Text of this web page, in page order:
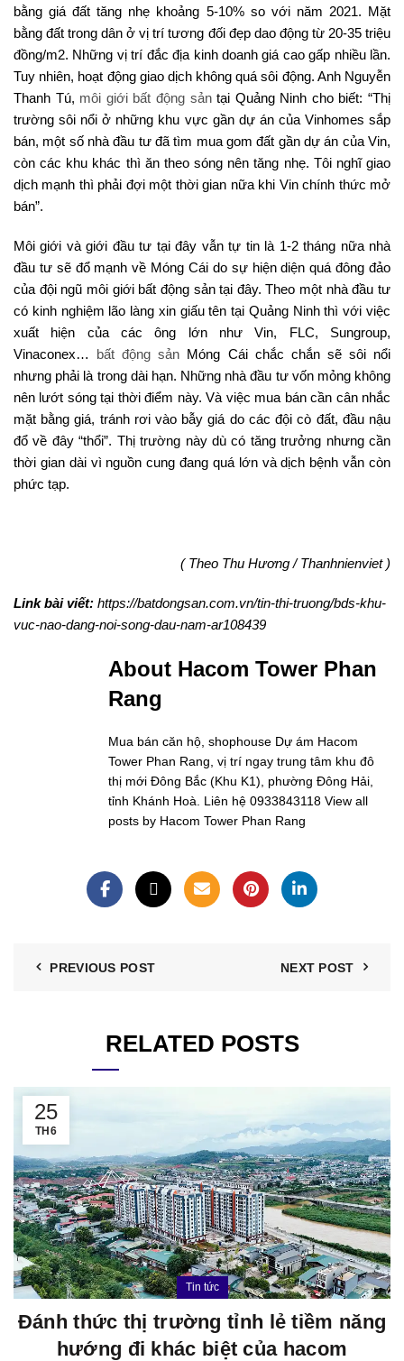
bằng giá đất tăng nhẹ khoảng 5-10% so với năm 2021. Mặt
bằng đất trong dân ở vị trí tương đối đẹp dao động từ 20-35 triệu
đồng/m2. Những vị trí đắc địa kinh doanh giá cao gấp nhiều lần.
Tuy nhiên, hoạt động giao dịch không quá sôi động. Anh Nguyễn
Thanh Tú, môi giới bất động sảntại Quảng Ninh cho biết: “Thị
trường sôi nổi ở những khu vực gần dự án của Vinhomes sắp
bán, một số nhà đầu tư đã tìm mua gom đất gần dự án của Vin,
còn các khu khác thì ăn theo sóng nên tăng nhẹ. Tôi nghĩ giao
dịch mạnh thì phải đợi một thời gian nữa khi Vin chính thức mở
bán”.
Môi giới và giới đầu tư tại đây vẫn tự tin là 1-2 tháng nữa nhà
đầu tư sẽ đổ mạnh về Móng Cái do sự hiện diện quá đông đảo
của đội ngũ môi giới bất động sản tại đây. Theo một nhà đầu tư
có kinh nghiệm lão làng xin giấu tên tại Quảng Ninh thì với việc
xuất hiện của các ông lớn như Vin, FLC, Sungroup,
Vinaconex… bất động sản Móng Cái chắc chắn sẽ sôi nổi
nhưng phải là trong dài hạn. Những nhà đầu tư vốn mỏng không
nên lướt sóng tại thời điểm này. Và việc mua bán cần cân nhắc
mặt bằng giá, tránh rơi vào bẫy giá do các đội cò đất, đầu nậu
đổ về đây “thổi”. Thị trường này dù có tăng trưởng nhưng cần
thời gian dài vì nguồn cung đang quá lớn và dịch bệnh vẫn còn
phức tạp.
( Theo Thu Hương / Thanhnienviet )
Link bài viết: https://batdongsan.com.vn/tin-thi-truong/bds-khu-
vuc-nao-dang-noi-song-dau-nam-ar108439
About Hacom Tower Phan
Rang
Mua bán căn hộ, shophouse Dự ám Hacom
Tower Phan Rang, vị trí ngay trung tâm khu đô
thị mới Đông Bắc (Khu K1), phường Đông Hải,
tỉnh Khánh Hoà. Liên hệ 0933843118 View all
posts by Hacom Tower Phan Rang
PREVIOUS POST NEXT POST
RELATED POSTS
25
TH6
Tin tức
Đánh thức thị trường tỉnh lẻ tiềm năng
hướng đi khác biệt của hacom